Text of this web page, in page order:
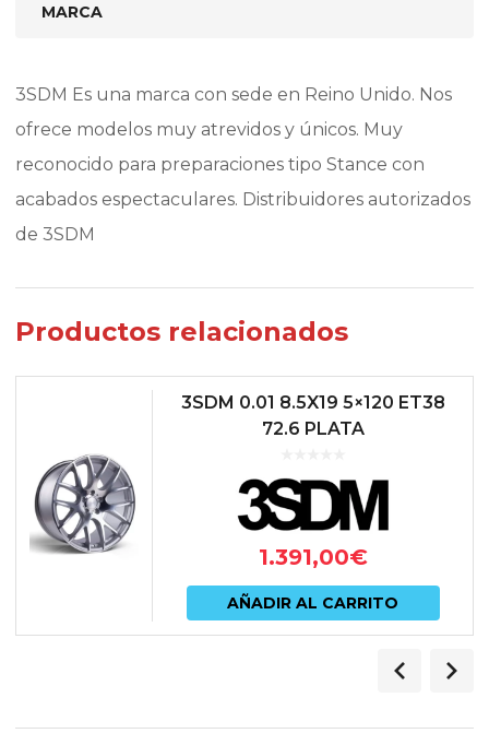
MARCA
3SDM Es una marca con sede en Reino Unido. Nos
ofrece modelos muy atrevidos y únicos. Muy
reconocido para preparaciones tipo Stance con
acabados espectaculares. Distribuidores autorizados
de 3SDM
Productos relacionados
3SDM 0.01 8.5X19 5×120 ET38
72.6 PLATA
1.391,00€
AÑADIR AL CARRITO